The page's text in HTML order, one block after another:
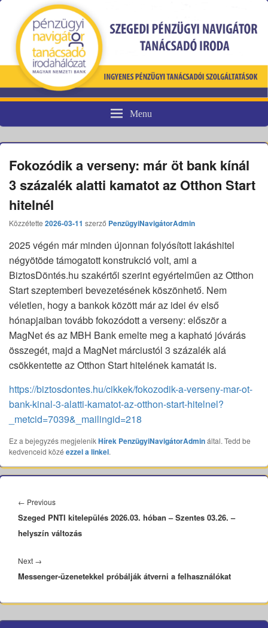
Pénzügyi fogyasztóvédelem
Menu
Fokozódik a verseny: már öt bank kínál
3 százalék alatti kamatot az Otthon Start
hitelnél
Közzétette 2026-03-11 szerző PenzügyiNavigátorAdmin
2025 végén már minden újonnan folyósított lakáshitel
négyötöde támogatott konstrukció volt, ami a
BiztosDöntés.hu szakértői szerint egyértelműen az Otthon
Start szeptemberi bevezetésének köszönhető. Nem
véletlen, hogy a bankok között már az idei év első
hónapjaiban tovább fokozódott a verseny: először a
MagNet és az MBH Bank emelte meg a kapható jóvárás
összegét, majd a MagNet márciustól 3 százalék alá
csökkentette az Otthon Start hitelének kamatát is.
https://biztosdontes.hu/cikkek/fokozodik-a-verseny-mar-ot-
bank-kinal-3-alatti-kamatot-az-otthon-start-hitelnel?
_metcid=7039&_mailingid=218
Ez a bejegyzés megjelenikHírek PenzügyiNavigátorAdmináltal. Tedd be
kedvenceid közé ezzel a linkel.
navigáció
← PreviousPrevious
post:
Szeged PNTI kitelepülés 2026.03. hóban – Szentes 03.26. –
helyszín változás
Next →
post:
Messenger-üzenetekkel próbálják átverni a felhasználókat